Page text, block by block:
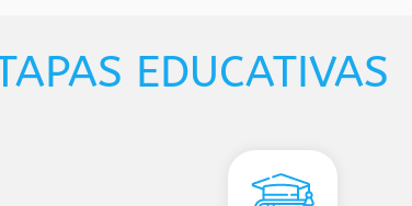
EDUCATIVAS